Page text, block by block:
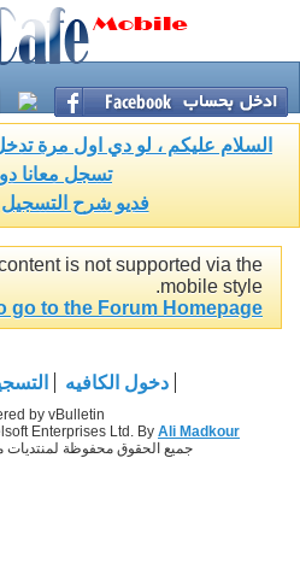
السلام عليكم ، لو دي اول مرة
تسجل معانا
فديو شرح التسجيل
is not supported via the
mobile style.
go to the Forum Homepage
دخول الكافيه
by vBulletin®
Enterprises Ltd. By Ali Madkour
جميع الحقوق محفوظة لمنتديات